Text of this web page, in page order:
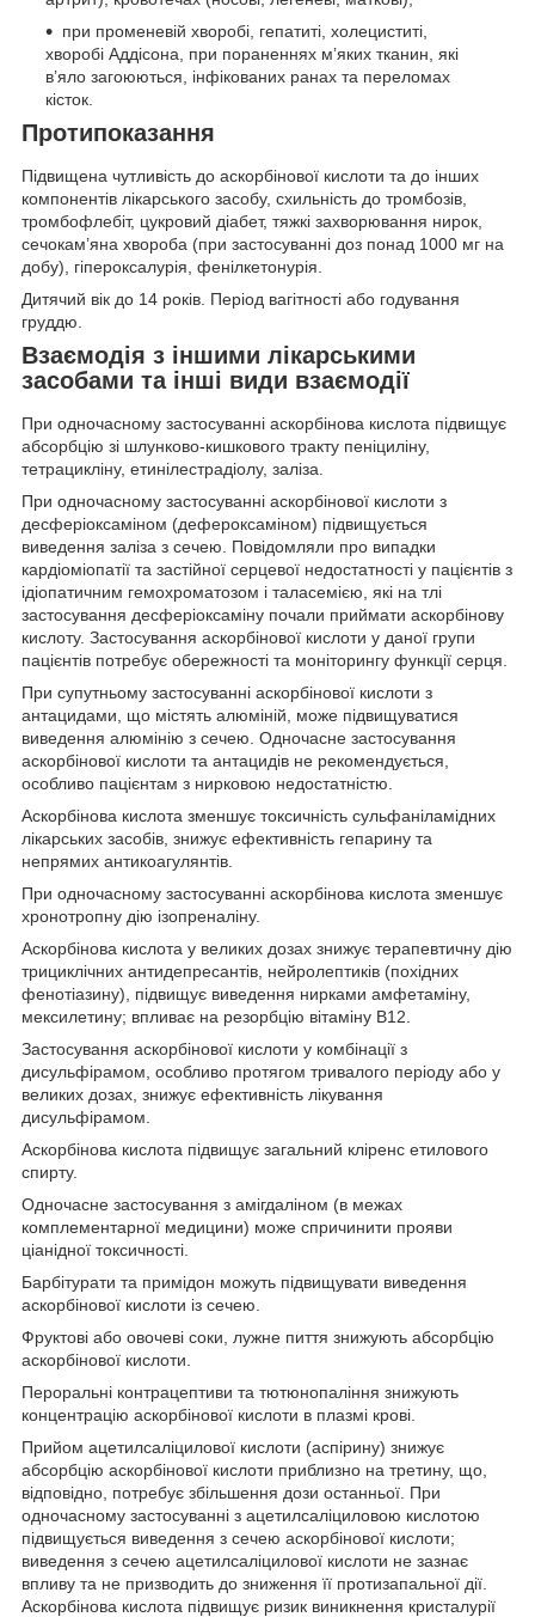
при променевій хворобі, гепатиті, холециститі,
хворобі Аддісона, при пораненнях м’яких тканин, які
в’яло загоюються, інфікованих ранах та переломах
кісток.
Протипоказання
Підвищена чутливість до аскорбінової кислоти та до інших
компонентів лікарського засобу, схильність до тромбозів,
тромбофлебіт, цукровий діабет, тяжкі захворювання нирок,
сечокам’яна хвороба (при застосуванні доз понад 1000 мг на
добу), гіпероксалурія, фенілкетонурія.
Дитячий вік до 14 років. Період вагітності або годування
груддю.
Взаємодія з іншими лікарськими
засобами та інші види взаємодії
При одночасному застосуванні аскорбінова кислота підвищує
абсорбцію зі шлунково-кишкового тракту пеніциліну,
тетрацикліну, етинілестрадіолу, заліза.
При одночасному застосуванні аскорбінової кислоти з
десферіоксаміном (дефероксаміном) підвищується
виведення заліза з сечею. Повідомляли про випадки
кардіоміопатії та застійної серцевої недостатності у пацієнтів з
ідіопатичним гемохроматозом і таласемією, які на тлі
застосування десферіоксаміну почали приймати аскорбінову
кислоту. Застосування аскорбінової кислоти у даної групи
пацієнтів потребує обережності та моніторингу функції серця.
При супутньому застосуванні аскорбінової кислоти з
антацидами, що містять алюміній, може підвищуватися
виведення алюмінію з сечею. Одночасне застосування
аскорбінової кислоти та антацидів не рекомендується,
особливо пацієнтам з нирковою недостатністю.
Аскорбінова кислота зменшує токсичність сульфаніламідних
лікарських засобів, знижує ефективність гепарину та
непрямих антикоагулянтів.
При одночасному застосуванні аскорбінова кислота зменшує
хронотропну дію ізопреналіну.
Аскорбінова кислота у великих дозах знижує терапевтичну дію
трициклічних антидепресантів, нейролептиків (похідних
фенотіазину), підвищує виведення нирками амфетаміну,
мексилетину; впливає на резорбцію вітаміну В12
Застосування аскорбінової кислоти у комбінації з
дисульфірамом, особливо протягом тривалого періоду або у
великих дозах, знижує ефективність лікування
дисульфірамом.
Аскорбінова кислота підвищує загальний кліренс етилового
спирту.
Одночасне застосування з амігдаліном (в межах
комплементарної медицини) може спричинити прояви
ціанідної токсичності.
Барбітурати та примідон можуть підвищувати виведення
аскорбінової кислоти із сечею.
Фруктові або овочеві соки, лужне пиття знижують абсорбцію
аскорбінової кислоти.
Пероральні контрацептиви та тютюнопаління знижують
концентрацію аскорбінової кислоти в плазмі крові.
Прийом ацетилсаліцилової кислоти (аспірину) знижує
абсорбцію аскорбінової кислоти приблизно на третину, що,
відповідно, потребує збільшення дози останньої. При
одночасному застосуванні з ацетилсаліциловою кислотою
підвищується виведення з сечею аскорбінової кислоти;
виведення з сечею ацетилсаліцилової кислоти не зазнає
впливу та не призводить до зниження її протизапальної дії.
Аскорбінова кислота підвищує ризик виникнення кристалурії